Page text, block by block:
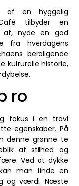
af en hyggelig
tilbyder en
af, nyde en god
fra hverdagens
beroligende
kulturelle historie,
ro
fokus i en travl
egenskaber. På
denne grønne te
af stilhed og
Ved at dykke
man finde en
og værdi. Næste